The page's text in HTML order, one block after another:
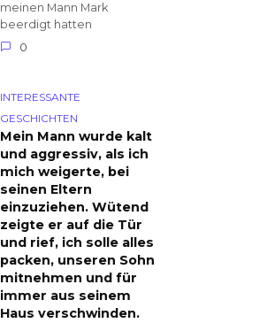
meinen Mann Mark
beerdigt hatten
0
INTERESSANTE
GESCHICHTEN
Mein Mann wurde kalt
und aggressiv, als ich
mich weigerte, bei
seinen Eltern
einzuziehen. Wütend
zeigte er auf die Tür
und rief, ich solle alles
packen, unseren Sohn
mitnehmen und für
immer aus seinem
Haus verschwinden.